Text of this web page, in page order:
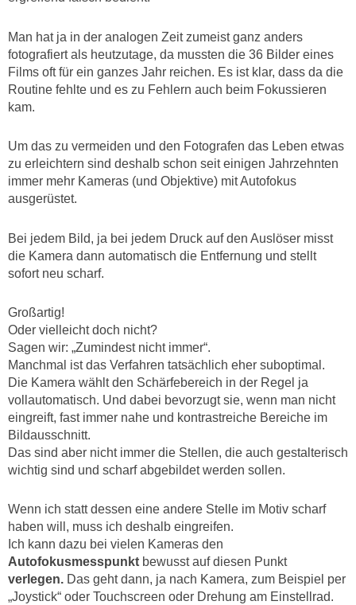
Man hat ja in der analogen Zeit zumeist ganz anders
fotografiert als heutzutage, da mussten die 36 Bilder eines
Films oft für ein ganzes Jahr reichen. Es ist klar, dass da die
Routine fehlte und es zu Fehlern auch beim Fokussieren
kam.
Um das zu vermeiden und den Fotografen das Leben etwas
zu erleichtern sind deshalb schon seit einigen Jahrzehnten
immer mehr Kameras (und Objektive) mit Autofokus
ausgerüstet.
Bei jedem Bild, ja bei jedem Druck auf den Auslöser misst
die Kamera dann automatisch die Entfernung und stellt
sofort neu scharf.
Großartig!
Oder vielleicht doch nicht?
Sagen wir: „Zumindest nicht immer“.
Manchmal ist das Verfahren tatsächlich eher suboptimal.
Die Kamera wählt den Schärfebereich in der Regel ja
vollautomatisch. Und dabei bevorzugt sie, wenn man nicht
eingreift, fast immer nahe und kontrastreiche Bereiche im
Bildausschnitt.
Das sind aber nicht immer die Stellen, die auch gestalterisch
wichtig sind und scharf abgebildet werden sollen.
Wenn ich statt dessen eine andere Stelle im Motiv scharf
haben will, muss ich deshalb eingreifen.
Ich kann dazu bei vielen Kameras den
Autofokusmesspunkt bewusst auf diesen Punkt
verlegen. Das geht dann, ja nach Kamera, zum Beispiel per
„Joystick“ oder Touchscreen oder Drehung am Einstellrad.